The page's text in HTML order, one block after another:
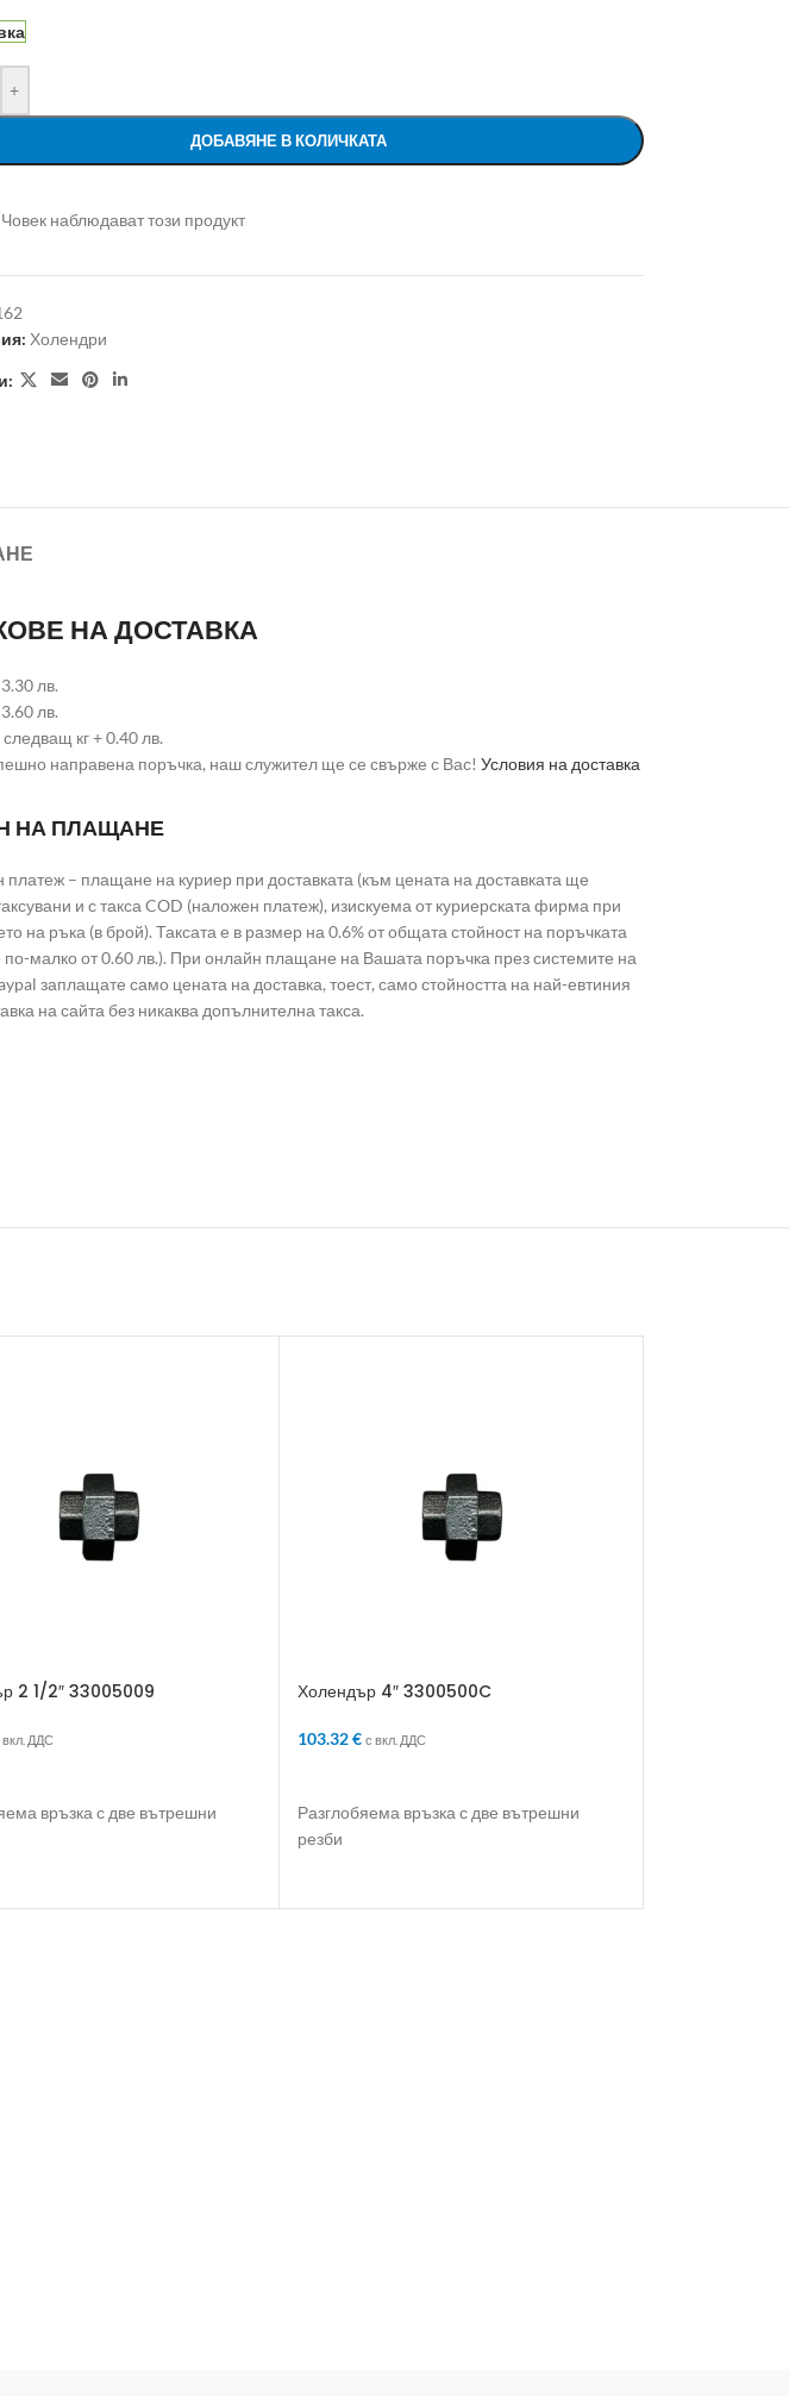
+
ДОБАВЯНЕ В КОЛИЧКАТА
Човек наблюдават този продукт
Холендри
НА ДОСТАВКА
лв.
лв.
кг + 0.40 лв.
направена поръчка, наш служител ще се свърже с Вас! Условия на доставка
НА ПЛАЩАНЕ
– плащане на куриер при доставката (към цената на доставката ще
и с такса COD (наложен платеж), изискуема от куриерската фирма при
на ръка (в брой). Таксата е в размер на 0.6% от общата стойност на поръчката
по-малко от 0.60 лв.). При онлайн плащане на Вашата поръчка през системите на
заплащате само цената на доставка, тоест, само стойността на най-евтиния
на сайта без никаква допълнителна такса.
2 1/2″ 33005009
вкл. ДДС
връзка с две вътрешни
Холендър 4″ 3300500C
103.32€ с вкл. ДДС
Разглобяема връзка с две вътрешни
резби